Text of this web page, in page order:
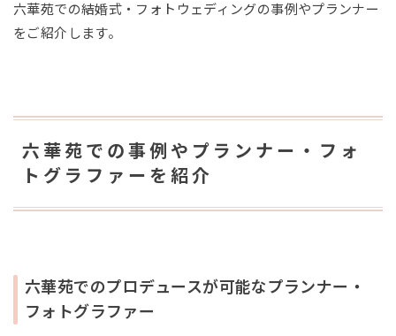
六華苑での結婚式・フォトウェディングの事例やプランナー
をご紹介します。
六華苑での事例やプランナー・フォ
トグラファーを紹介
六華苑でのプロデュースが可能なプランナー・
フォトグラファー